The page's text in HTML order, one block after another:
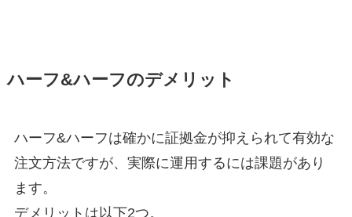
ハーフ&ハーフのデメリット
ハーフ&ハーフは確かに証拠金が抑えられて有効な
注文方法ですが、実際に運用するには課題があり
ます。
デメリットは以下2つ。